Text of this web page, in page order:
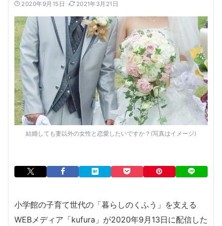
2020年9月15日 2021年3月21日
結婚しても妻以外の女性と恋愛したいですか？(写真はイメージ)
小学館の子育て世代の「暮らしのくふう」を支える
WEBメディア「kufura」が2020年9月13日に配信した